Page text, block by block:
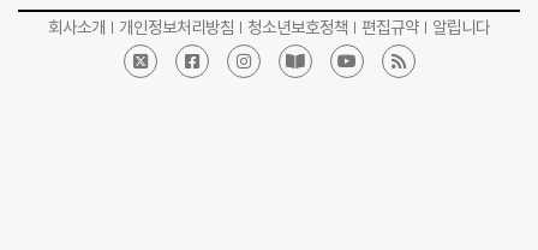
회사소개 개인정보처리방침 청소년보호정책 편집규약 알립니다